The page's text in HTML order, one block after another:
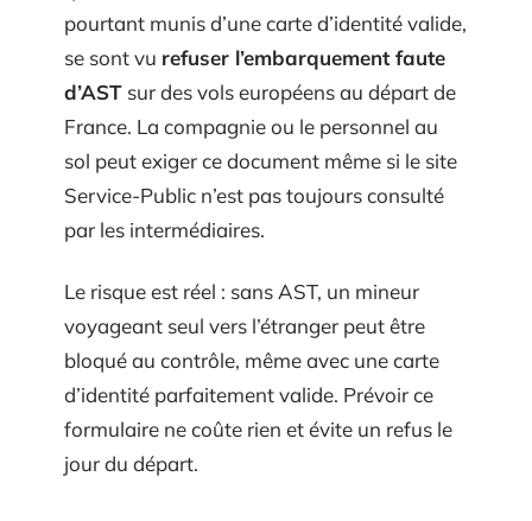
pourtant munis d’une carte d’identité valide,
se sont vu refuser l’embarquement faute
d’AST sur des vols européens au départ de
France. La compagnie ou le personnel au
sol peut exiger ce document même si le site
Service-Public n’est pas toujours consulté
par les intermédiaires.
Le risque est réel : sans AST, un mineur
voyageant seul vers l’étranger peut être
bloqué au contrôle, même avec une carte
d’identité parfaitement valide. Prévoir ce
formulaire ne coûte rien et évite un refus le
jour du départ.